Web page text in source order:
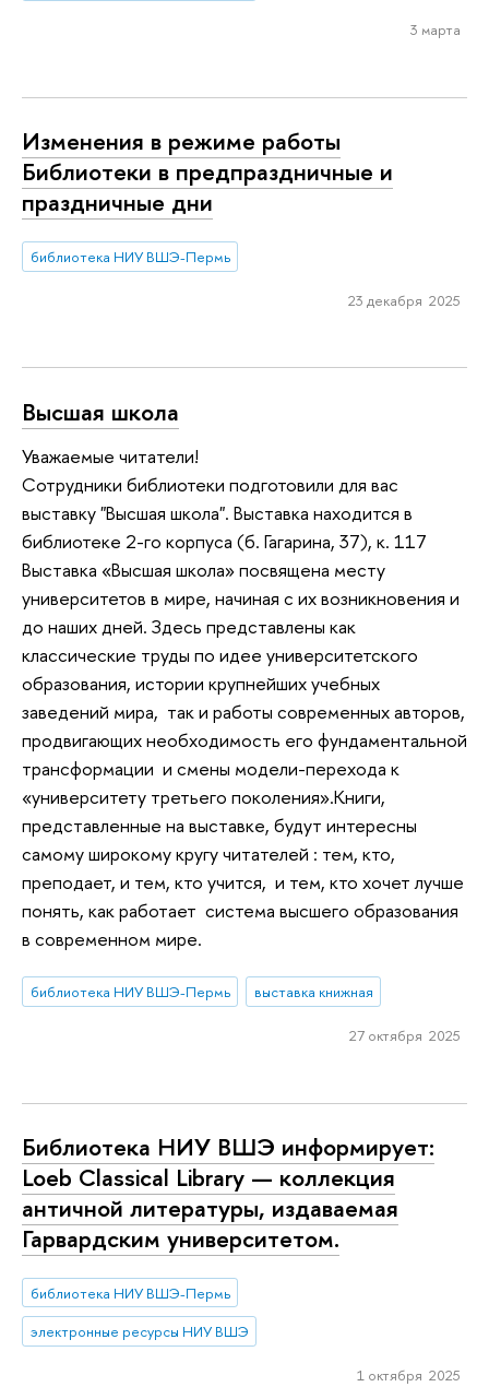
3 марта
Изменения в режиме работы
Библиотеки в предпраздничные и
праздничные дни
библиотека НИУ ВШЭ-Пермь
23 декабря 2025
Высшая школа
Уважаемые читатели!
Сотрудники библиотеки подготовили для вас
выставку "Высшая школа". Выставка находится в
библиотеке 2-го корпуса (б. Гагарина, 37), к. 117
Выставка «Высшая школа» посвящена месту
университетов в мире, начиная с их возникновения и
до наших дней. Здесь представлены как
классические труды по идее университетского
образования, истории крупнейших учебных
заведений мира, так и работы современных авторов,
продвигающих необходимость его фундаментальной
трансформации и смены модели-перехода к
«университету третьего поколения».Книги,
представленные на выставке, будут интересны
самому широкому кругу читателей : тем, кто,
преподает, и тем, кто учится, и тем, кто хочет лучше
понять, как работает система высшего образования
в современном мире.
библиотека НИУ ВШЭ-Пермь выставка книжная
27 октября 2025
Библиотека НИУ ВШЭ информирует:
Loeb Classical Library — коллекция
античной литературы, издаваемая
Гарвардским университетом.
библиотека НИУ ВШЭ-Пермь
электронные ресурсы НИУ ВШЭ
1 октября 2025